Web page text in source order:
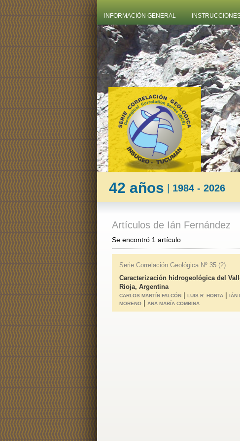
INFORMACIÓN GENERAL
42 años | 1984 - 2026
Artículos de Ián Fernández
Se encontró 1 artículo
Serie Correlación Geológica Nº 35 (2)
Caracterización hidrogeológica del
Rioja, Argentina
CARLOS MARTÍN FALCÓN | LUIS R. HORTA | IÁN
MORENO | ANA MARÍA COMBINA